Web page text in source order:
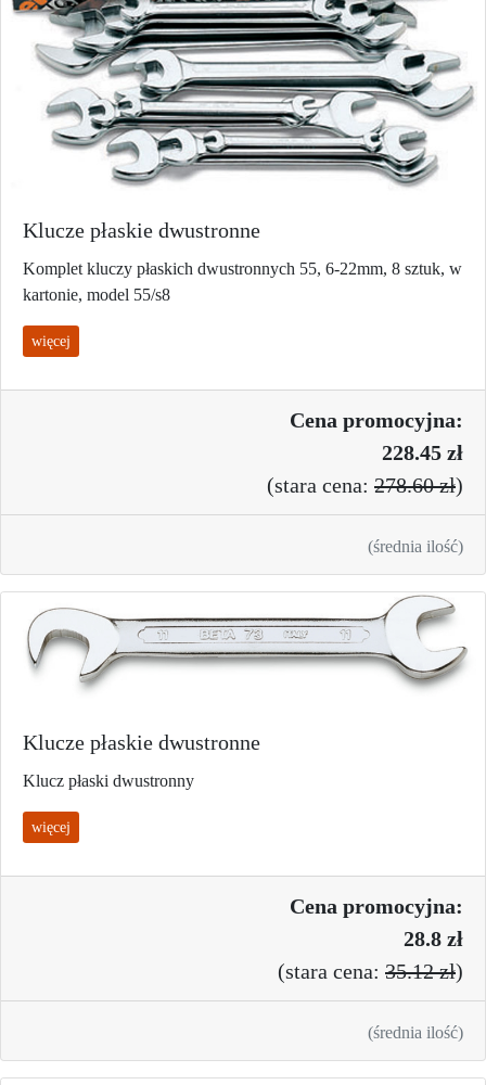
Klucze płaskie dwustronne
Komplet kluczy płaskich dwustronnych 55, 6-22mm, 8 sztuk, w
kartonie, model 55/s8
więcej
Cena promocyjna:
228.45 zł
(stara cena: 278.60 zł)
(średnia ilość)
Klucze płaskie dwustronne
Klucz płaski dwustronny
więcej
Cena promocyjna:
28.8 zł
(stara cena: 35.12 zł)
(średnia ilość)